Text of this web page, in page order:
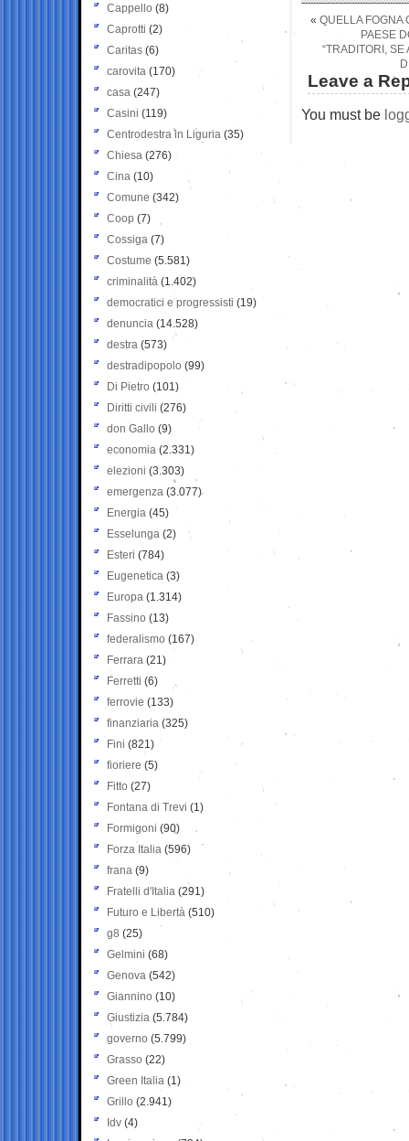
« QUELLA FOGNA
PAESE
“TRADITORI, SE
Leave a
You must be
Cappello (8)
Caprotti (2)
Caritas (6)
carovita (170)
casa (247)
Casini (119)
Centrodestra in Liguria (35)
Chiesa (276)
Cina (10)
Comune (342)
Coop (7)
Cossiga (7)
Costume (5.581)
criminalità (1.402)
democratici e progressisti (19)
denuncia (14.528)
destra (573)
destradipopolo (99)
Di Pietro (101)
Diritti civili (276)
don Gallo (9)
economia (2.331)
elezioni (3.303)
emergenza (3.077)
Energia (45)
Esselunga (2)
Esteri (784)
Eugenetica (3)
Europa (1.314)
Fassino (13)
federalismo (167)
Ferrara (21)
Ferretti (6)
ferrovie (133)
finanziaria (325)
Fini (821)
fioriere (5)
Fitto (27)
Fontana di Trevi (1)
Formigoni (90)
Forza Italia (596)
frana (9)
Fratelli d'Italia (291)
Futuro e Libertà (510)
g8 (25)
Gelmini (68)
Genova (542)
Giannino (10)
Giustizia (5.784)
governo (5.799)
Grasso (22)
Green Italia (1)
Grillo (2.941)
Idv (4)